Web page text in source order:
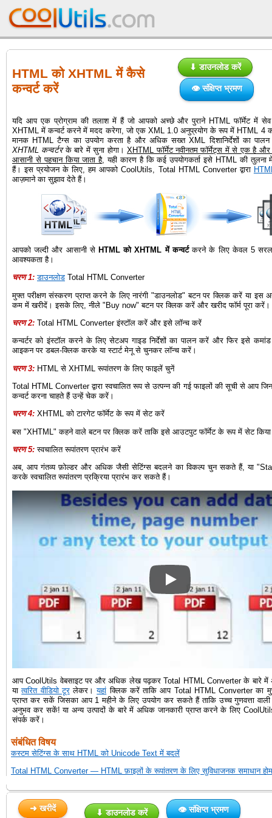
HTML को XHTML में कैसे
कन्वर्ट करें
⬇ डाउनलोड करें
👁 संक्षिप्त भ्रमण
यदि आप एक प्रोग्राम की तलाश में हैं जो आपको अच्छे और पुराने HTML फॉर्मेट में
XHTML में कन्वर्ट करने में मदद करेगा, जो एक XML 1.0 अनुप्रयोग के रूप में HTML 4
मानक HTML टैग्स का उपयोग करता है और अधिक सख्त XML दिशानिर्देशों का
XHTML कन्वर्टरके बारे में सुना होगा।XHTML फॉर्मेट नवीनतम फॉर्मेट्स में से एक है और
आसानी से पहचान किया जाता है, यही कारण है कि कई उपयोगकर्ता इसे HTML की
हैं। इस प्रयोजन के लिए, हम आपको CoolUtils, Total HTML Converter द्वारा
आज़माने का सुझाव देते हैं।
आपको जल्दी और आसानी से HTML को XHTML में कन्वर्टकरने के लिए केवल 5 सरल
आवश्यकता है।
चरण 1: डाउनलोड Total HTML Converter
मुफ्त परीक्षण संस्करण प्राप्त करने के लिए नारंगी "डाउनलोड" बटन पर क्लिक करें या इस
कम में खरीदें। इसके लिए, नीले "Buy now" बटन पर क्लिक करें और खरीद फॉर्म पूरा करें।
चरण 2: Total HTML Converter इंस्टॉल करें और इसे लॉन्च करें
कन्वर्टर को इंस्टॉल करने के लिए सेटअप गाइड निर्देशों का पालन करें और फिर इसे
आइकन पर डबल-क्लिक करके या स्टार्ट मेनू से चुनकर लॉन्च करें।
चरण 3: HTML से XHTML रूपांतरण के लिए फाइलें चुनें
Total HTML Converter द्वारा स्वचालित रूप से उत्पन्न की गई फाइलों की सूची से आप
कन्वर्ट करना चाहते हैं उन्हें चेक करें।
चरण 4: XHTML को टारगेट फॉर्मेट के रूप में सेट करें
बस "XHTML" कहने वाले बटन पर क्लिक करें ताकि इसे आउटपुट फॉर्मेट के रूप में सेट
चरण 5: स्वचालित रूपांतरण प्रारंभ करें
अब, आप गंतव्य फ़ोल्डर और अधिक जैसी सेटिंग्स बदलने का विकल्प चुन सकते हैं, या
करके स्वचालित रूपांतरण प्रक्रिया प्रारंभ कर सकते हैं।
HTML फाइलों को PDF, DOC,
आप CoolUtils वेबसाइट पर और अधिक लेख पढ़कर Total HTML Converter के बारे
यात्वरित वीडियो टूरलेकर।यहां क्लिक करें ताकि आप Total HTML Converter का
प्राप्त कर सकें जिसका आप 1 महीने के लिए उपयोग कर सकते हैं ताकि उच्च गुणवत्ता
अनुभव कर सकें! या अन्य उत्पादों के बारे में अधिक जानकारी प्राप्त करने के लिए
संपर्क करें।
संबंधित विषय
कस्टम सेटिंग्स के साथ HTML को Unicode Text में बदलें
Total HTML Converter — HTML फ़ाइलों के रूपांतरण के लिए सुविधाजनक समाधान होम
➜ खरीदें ⬇ डाउनलोड करें 👁 संक्षिप्त भ्रमण